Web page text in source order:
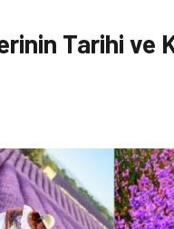
Tarihi ve